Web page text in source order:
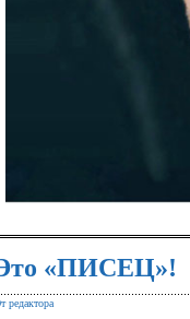
«ПИСЕЦ»!
редактора